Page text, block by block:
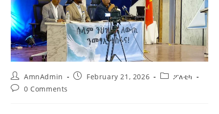
AmnAdmin February 21, 2026
ፖለቲካ
0 Comments